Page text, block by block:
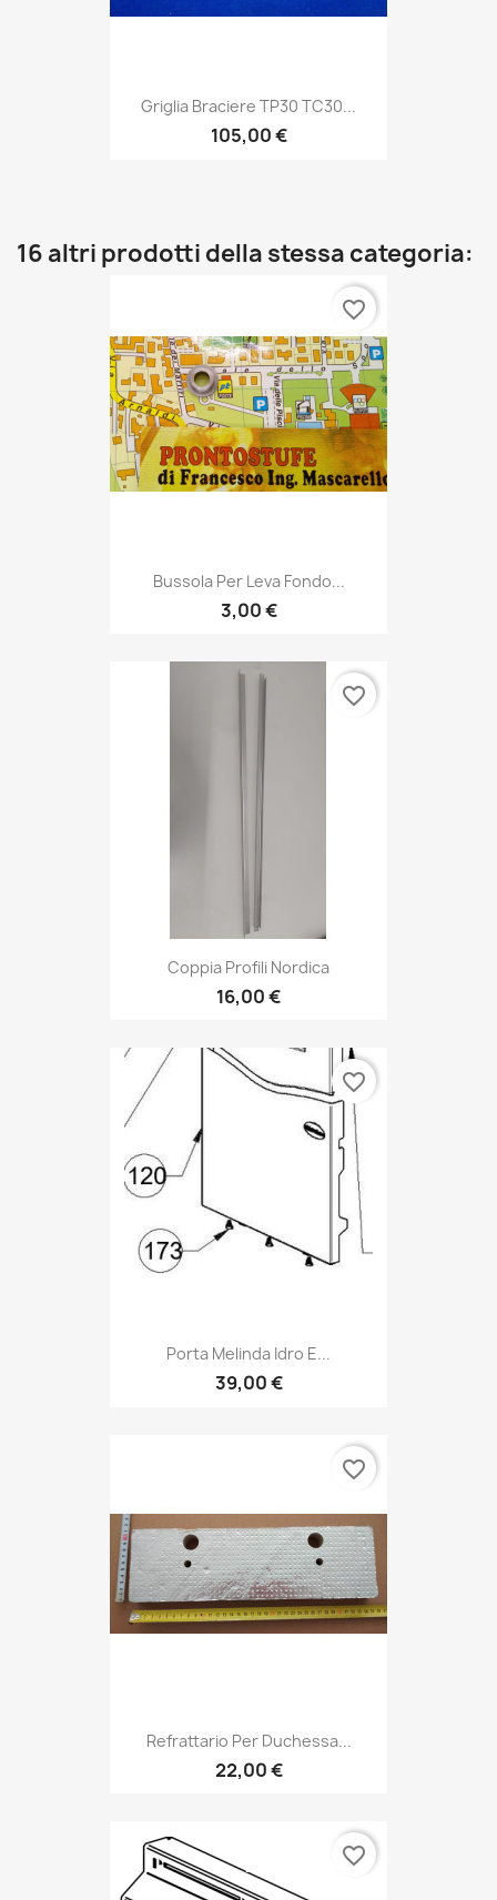
Griglia Braciere TP30 TC30...
105,00 €
16 altri prodotti della stessa categoria:
Bussola Per Leva Fondo...
3,00 €
favorite_border
Coppia Profili Nordica
16,00 €
favorite_border
Porta Melinda Idro E...
39,00 €
favorite_border
Refrattario Per Duchessa...
22,00 €
favorite_border
favorite_border